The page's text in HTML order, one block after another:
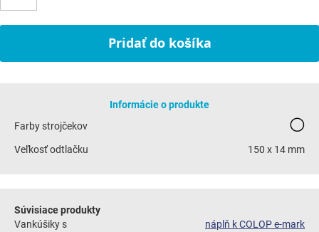
Pridať do košíka
Informácie o produkte
Farby strojčekov
Veľkosť odtlačku 150 x 14 mm
Súvisiace produkty
Vankúšiky s
náplň k COLOP e-mark